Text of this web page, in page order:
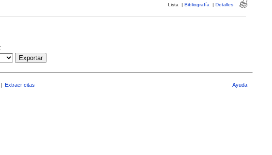
Lista | Bibliografía | Detalles
Exportar
Extraer citas Ayuda